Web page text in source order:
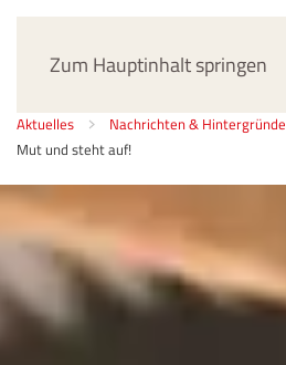
Zum Hauptinhalt springen
Aktuelles Nachrichten & Hintergründe
Mut und steht auf!